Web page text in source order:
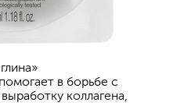
в борьбе с
коллагена,